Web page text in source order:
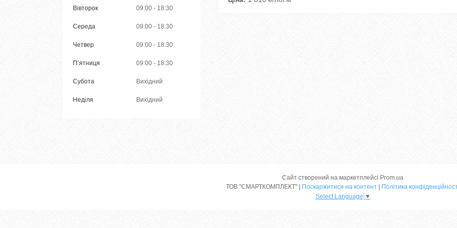
Вівторок 09:00 18:30
Середа 09:00 18:30
Четвер 09:00 18:30
Пʼятниця 09:00 18:30
Субота Вихідний
Неділя Вихідний
Сайт створений на маркетплейсі Prom.ua
ТОВ "СМАРТКОМПЛЕКТ" | Поскаржитися на контент | Політика
Select Language ▼